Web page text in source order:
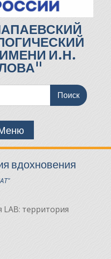
И.Н.
вдохновения
территория